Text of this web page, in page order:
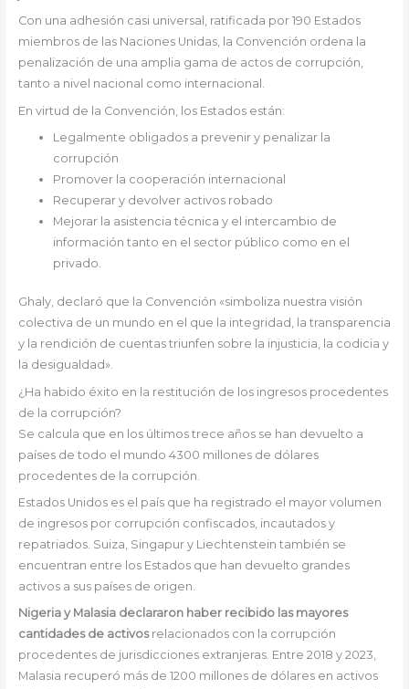
Con una adhesión casi universal, ratificada por 190 Estados
miembros de las Naciones Unidas, la Convención ordena la
penalización de una amplia gama de actos de corrupción,
tanto a nivel nacional como internacional.
En virtud de la Convención, los Estados están:
Legalmente obligados a prevenir y penalizar la
corrupción
Promover la cooperación internacional
Recuperar y devolver activos robado
Mejorar la asistencia técnica y el intercambio de
información tanto en el sector público como en el
privado.
Ghaly, declaró que la Convención «simboliza nuestra visión
colectiva de un mundo en el que la integridad, la transparencia
y la rendición de cuentas triunfen sobre la injusticia, la codicia y
la desigualdad».
¿Ha habido éxito en la restitución de los ingresos procedentes
de la corrupción?
Se calcula que en los últimos trece años se han devuelto a
países de todo el mundo 4300 millones de dólares
procedentes de la corrupción.
Estados Unidos es el país que ha registrado el mayor volumen
de ingresos por corrupción confiscados, incautados y
repatriados. Suiza, Singapur y Liechtenstein también se
encuentran entre los Estados que han devuelto grandes
activos a sus países de origen.
Nigeria y Malasia declararon haber recibido las mayores
cantidades de activosrelacionados con la corrupción
procedentes de jurisdicciones extranjeras. Entre 2018 y 2023,
Malasia recuperó más de 1200 millones de dólares en activos